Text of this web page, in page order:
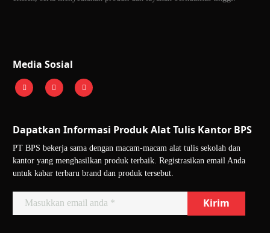
Media Sosial
Dapatkan Informasi Produk Alat Tulis Kantor BPS
PT BPS bekerja sama dengan macam-macam alat tulis sekolah dan
kantor yang menghasilkan produk terbaik. Registrasikan email Anda
untuk kabar terbaru brand dan produk tersebut.